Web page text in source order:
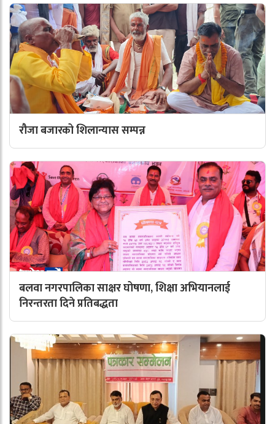
रौजा बजारको शिलान्यास सम्पन्न
बलवा नगरपालिका साक्षर घोषणा, शिक्षा अभियानलाई
निरन्तरता दिने प्रतिबद्धता